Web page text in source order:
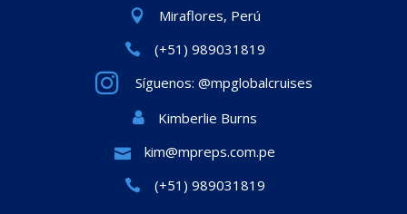
Miraflores, Perú
(+51) 989031819
Síguenos: @mpglobalcruises
Kimberlie Burns
kim@mpreps.com.pe
(+51) 989031819